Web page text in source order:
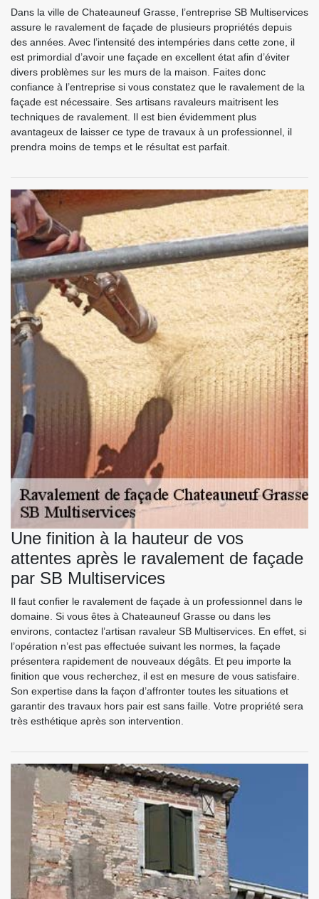
Dans la ville de Chateauneuf Grasse, l’entreprise SB Multiservices
assure le ravalement de façade de plusieurs propriétés depuis
des années. Avec l’intensité des intempéries dans cette zone, il
est primordial d’avoir une façade en excellent état afin d’éviter
divers problèmes sur les murs de la maison. Faites donc
confiance à l’entreprise si vous constatez que le ravalement de la
façade est nécessaire. Ses artisans ravaleurs maitrisent les
techniques de ravalement. Il est bien évidemment plus
avantageux de laisser ce type de travaux à un professionnel, il
prendra moins de temps et le résultat est parfait.
Une finition à la hauteur de vos
attentes après le ravalement de façade
par SB Multiservices
Il faut confier le ravalement de façade à un professionnel dans le
domaine. Si vous êtes à Chateauneuf Grasse ou dans les
environs, contactez l’artisan ravaleur SB Multiservices. En effet, si
l’opération n’est pas effectuée suivant les normes, la façade
présentera rapidement de nouveaux dégâts. Et peu importe la
finition que vous recherchez, il est en mesure de vous satisfaire.
Son expertise dans la façon d’affronter toutes les situations et
garantir des travaux hors pair est sans faille. Votre propriété sera
très esthétique après son intervention.